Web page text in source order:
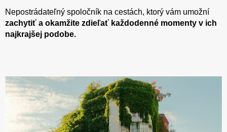
Nepostrádateľný spoločník na cestách, ktorý vám umožní
zachytiť a okamžite zdieľať každodenné momenty v ich
najkrajšej podobe.